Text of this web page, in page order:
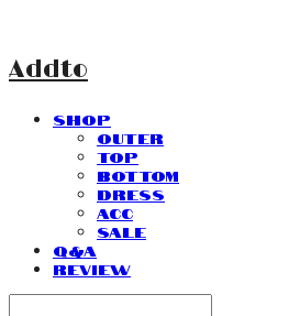
Addto
SHOP
Outer
Top
Bottom
Dress
Acc
Sale
Q&A
Review